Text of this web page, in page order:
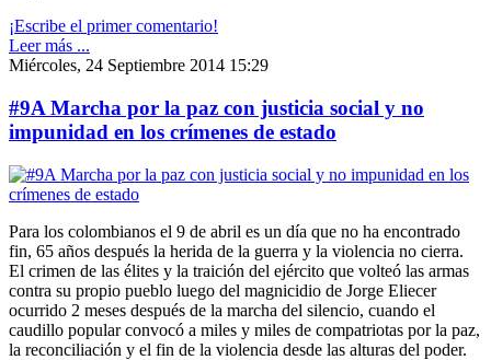
¡Escribe el primer comentario!
Leer más ...
Miércoles, 24 Septiembre 2014 15:29
#9A Marcha por la paz con justicia social y no
impunidad en los crímenes de estado
Para los colombianos el 9 de abril es un día que no ha encontrado
fin, 65 años después la herida de la guerra y la violencia no cierra.
El crimen de las élites y la traición del ejército que volteó las armas
contra su propio pueblo luego del magnicidio de Jorge Eliecer
ocurrido 2 meses después de la marcha del silencio, cuando el
caudillo popular convocó a miles y miles de compatriotas por la paz,
la reconciliación y el fin de la violencia desde las alturas del poder.